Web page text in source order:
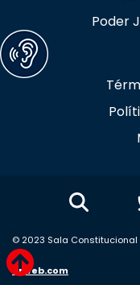
Poder
© 2023 Sala Constitucional
Arweb.com